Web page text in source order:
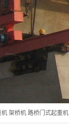
机 架桥机 路桥门式起重机